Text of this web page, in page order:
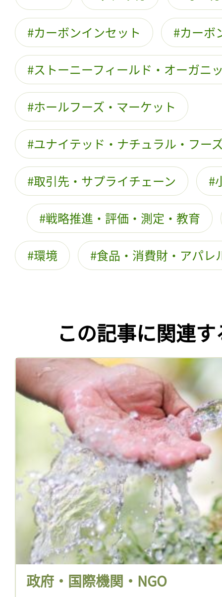
カーボンインセット カーボ
ストーニーフィールド・オーガニ
ホールフーズ・マーケット
ユナイテッド・ナチュラル・フー
取引先・サプライチェーン
戦略推進・評価・測定・教育
環境 食品・消費財・アパレ
この記事に関連
政府・国際機関・NGO